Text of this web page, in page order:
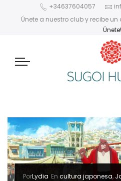
+34637604057
Únete a nuestro club y recibe
Únete!
PorLydia En cultura japonesa,